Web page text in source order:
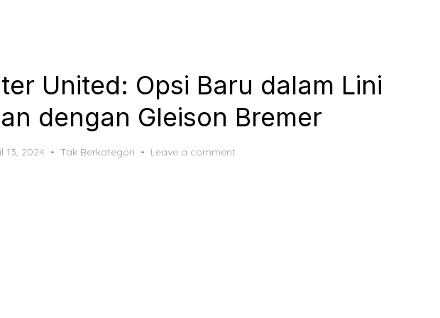
United: Opsi Baru dalam Lini
dengan Gleison Bremer
13, 2024 Tak Berkategori Leave a comment